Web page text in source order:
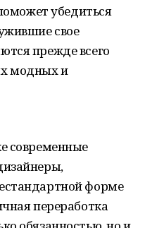
убедиться
свое
прежде всего
модных и
современные
форме
переработка